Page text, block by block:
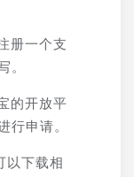
册一个支
。
的开放平
行申请。
以下载相